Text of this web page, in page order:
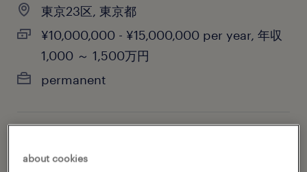
東京23区, 東京都
¥10,000,000 - ¥15,000,000 per year, 年収
1,000 ～ 1,500万円
permanent
financial services
about cookies